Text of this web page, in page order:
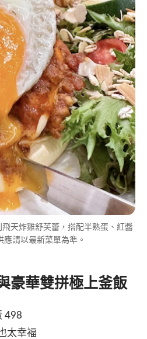
天炸雞舒芙蕾，搭配半熟蛋、紅醬
應請以最新菜單為準。
豪華雙拼極上釜飯
498
太幸福